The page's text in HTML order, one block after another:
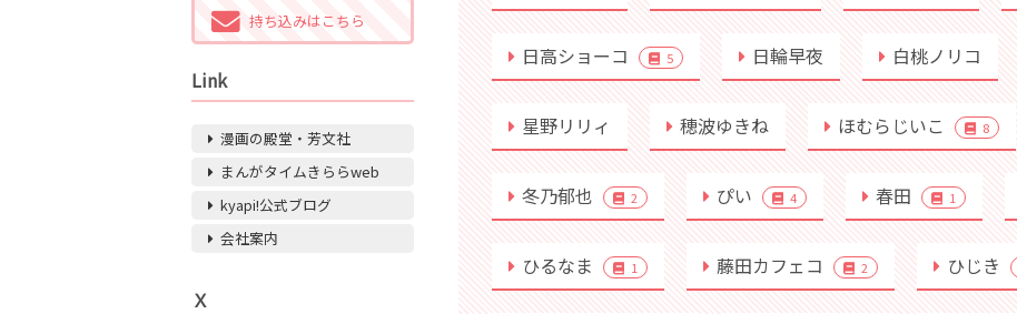
日高ショーコ 5 日輪早夜 白桃ノリコ
星野リリィ 穂波ゆきね ほむらじいこ 8
冬乃郁也 2 ぴい 4 春田 1
ひるなま 1 藤田カフェコ 2 ひじき
持ち込みはこちら
Link
漫画の殿堂・芳文社
まんがタイムきららweb
kyapi!公式ブログ
会社案内
Ｘ